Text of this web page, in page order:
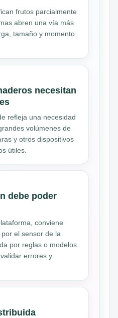
frutos parcialmente
abren una vía más
tamaño y momento
necesitan
refleja una necesidad
volúmenes de
y otros dispositivos
útiles.
debe poder
conviene
el sensor de la
por reglas o modelos.
errores y